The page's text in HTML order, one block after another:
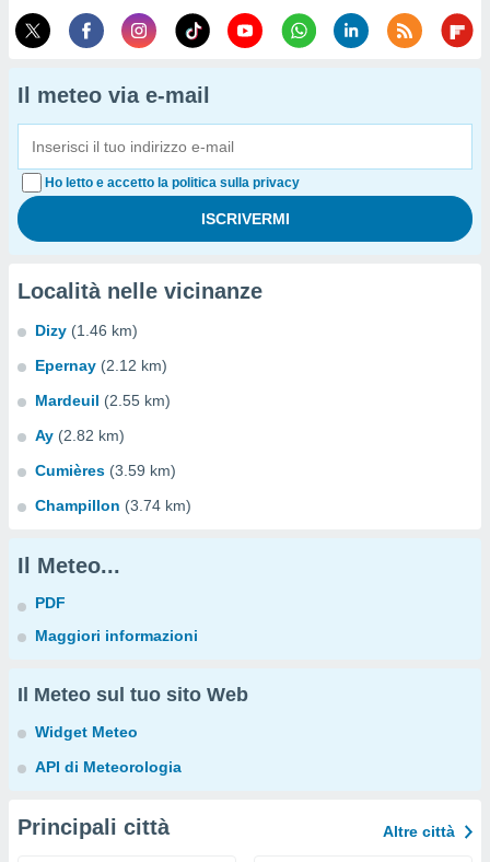
Il meteo via e-mail
Ho letto e accetto la politica sulla privacy
Località nelle vicinanze
Dizy (1.46 km)
Epernay (2.12 km)
Mardeuil (2.55 km)
Ay (2.82 km)
Cumières (3.59 km)
Champillon (3.74 km)
Il Meteo...
PDF
Maggiori informazioni
Il Meteo sul tuo sito Web
Widget Meteo
API di Meteorologia
Principali città Altre città